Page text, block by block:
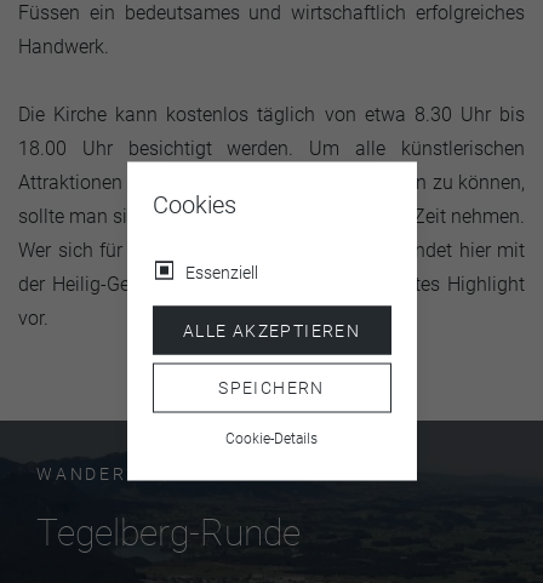
Füssen ein bedeutsames und wirtschaftlich erfolgreiches
Handwerk.
Die Kirche kann kostenlos täglich von etwa 8.30 Uhr bis
18.00 Uhr besichtigt werden. Um alle künstlerischen
Attraktionen in der Kirche ausgiebig besichtigen zu können,
sollte man sich mindestens eine halbe Stunde Zeit nehmen.
Wer sich für historische Kirchen interessiert, findet hier mit
der Heilig-Geist-Spitalkirche jedenfalls ein echtes Highlight
vor.
WANDERUNG
Tegelberg-Runde
Cookies
Essenziell
ALLE AKZEPTIEREN
SPEICHERN
Cookie-Details